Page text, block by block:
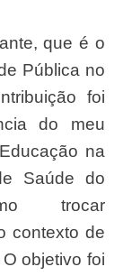
que é o
Pública no
foi
do meu
na
Saúde do
trocar
contexto de
objetivo foi